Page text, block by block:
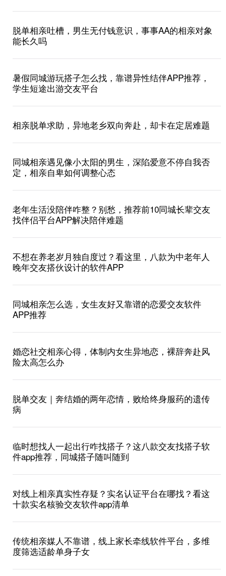
脱单相亲吐槽，男生无付钱意识，事事AA的相亲对象
能长久吗
暑假同城游玩搭子怎么找，靠谱异性结伴APP推荐，
学生短途出游交友平台
相亲脱单求助，异地老乡双向奔赴，却卡在定居难题
同城相亲遇见像小太阳的男生，深陷爱意不停自我否
定，相亲自卑如何调整心态
老年生活没陪伴咋整？别愁，推荐前10同城长辈交友
找伴侣平台APP解决陪伴难题
不想在养老岁月独自度过？看这里，八款为中老年人
晚年交友搭伙设计的软件APP
同城相亲怎么选，女生友好又靠谱的恋爱交友软件
APP推荐
婚恋社交相亲心得，体制内女生异地恋，裸辞奔赴风
险太高怎么办
脱单交友｜奔结婚的两年恋情，败给终身服药的遗传
病
临时想找人一起出行咋找搭子？这八款交友找搭子软
件app推荐，同城搭子随叫随到
对线上相亲真实性存疑？实名认证平台在哪找？看这
十款实名核验交友软件app清单
传统相亲媒人不靠谱，线上家长牵线软件平台，多维
度筛选适龄单身子女